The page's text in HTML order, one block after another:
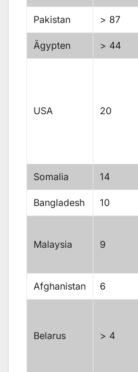
Pakistan > 87
Ägypten > 44
USA 20
Somalia 14
Bangladesh 10
Malaysia 9
Afghanistan 6
Belarus > 4